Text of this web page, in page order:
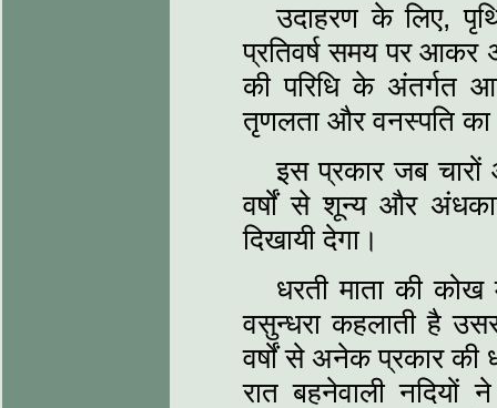
उदाहरण के लिए,
प्रतिवर्ष समय पर
की परिधि के अंतर्गत
तृणलता और वनस्पति का
इस प्रकार जब
वर्षों से शून्य और
दिखायी देगा।
धरती माता की
वसुन्धरा कहलाती है
वर्षों से अनेक प्रकार की
रात बहनेवाली नदियों